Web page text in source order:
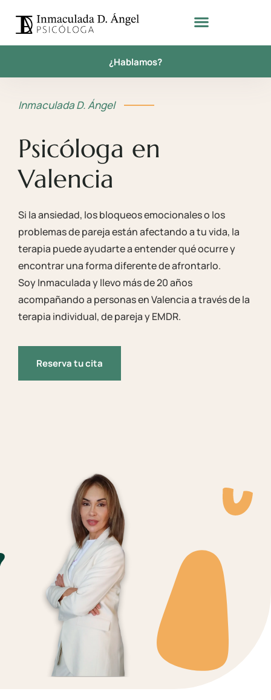
¿Hablamos?
Inmaculada D. Ángel
Psicóloga en
Valencia
Si la ansiedad, los bloqueos emocionales o los
problemas de pareja están afectando a tu vida, la
terapia puede ayudarte a entender qué ocurre y
encontrar una forma diferente de afrontarlo.
Soy Inmaculada y llevo más de 20 años
acompañando a personas en Valencia a través de la
terapia individual, de pareja y EMDR.
Reserva tu cita